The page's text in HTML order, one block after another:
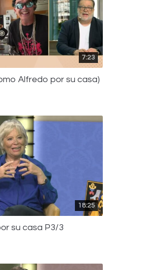
7:23
Alfredo por su casa)
18:25
su casa P3/3